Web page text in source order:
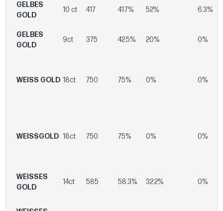
GELBES
GOLD
10 ct 417 41.7% 52% 6.3%
GELBES
GOLD
9ct 375 42.5% 20% 0%
WEISS GOLD 18ct 750 75% 0% 0%
WEISSGOLD 18ct 750 75% 0% 0%
WEISSES
GOLD
14ct 585 58.3% 32.2% 0%